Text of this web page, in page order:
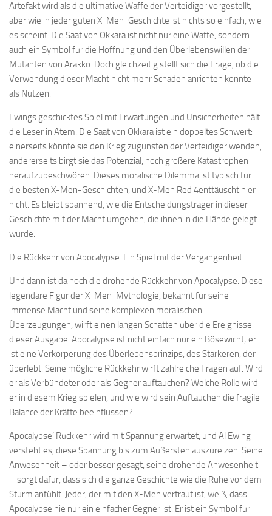
Artefakt wird als die ultimative Waffe der Verteidiger vorgestellt,
aber wie in jeder guten X-Men-Geschichte ist nichts so einfach, wie
es scheint. Die Saat von Okkara ist nicht nur eine Waffe, sondern
auch ein Symbol für die Hoffnung und den Überlebenswillen der
Mutanten von Arakko. Doch gleichzeitig stellt sich die Frage, ob die
Verwendung dieser Macht nicht mehr Schaden anrichten könnte
als Nutzen.
Ewings geschicktes Spiel mit Erwartungen und Unsicherheiten hält
die Leser in Atem. Die Saat von Okkara ist ein doppeltes Schwert:
einerseits könnte sie den Krieg zugunsten der Verteidiger wenden,
andererseits birgt sie das Potenzial, noch größere Katastrophen
heraufzubeschwören. Dieses moralische Dilemma ist typisch für
die besten X-Men-Geschichten, und X-Men Red 4enttäuscht hier
nicht. Es bleibt spannend, wie die Entscheidungsträger in dieser
Geschichte mit der Macht umgehen, die ihnen in die Hände gelegt
wurde.
Die Rückkehr von Apocalypse: Ein Spiel mit der Vergangenheit
Und dann ist da noch die drohende Rückkehr von Apocalypse. Diese
legendäre Figur der X-Men-Mythologie, bekannt für seine
immense Macht und seine komplexen moralischen
Überzeugungen, wirft einen langen Schatten über die Ereignisse
dieser Ausgabe. Apocalypse ist nicht einfach nur ein Bösewicht; er
ist eine Verkörperung des Überlebensprinzips, des Stärkeren, der
überlebt. Seine mögliche Rückkehr wirft zahlreiche Fragen auf: Wird
er als Verbündeter oder als Gegner auftauchen? Welche Rolle wird
er in diesem Krieg spielen, und wie wird sein Auftauchen die fragile
Balance der Kräfte beeinflussen?
Apocalypse’ Rückkehr wird mit Spannung erwartet, und Al Ewing
versteht es, diese Spannung bis zum Äußersten auszureizen. Seine
Anwesenheit – oder besser gesagt, seine drohende Anwesenheit
– sorgt dafür, dass sich die ganze Geschichte wie die Ruhe vor dem
Sturm anfühlt. Jeder, der mit den X-Men vertraut ist, weiß, dass
Apocalypse nie nur ein einfacher Gegner ist. Er ist ein Symbol für